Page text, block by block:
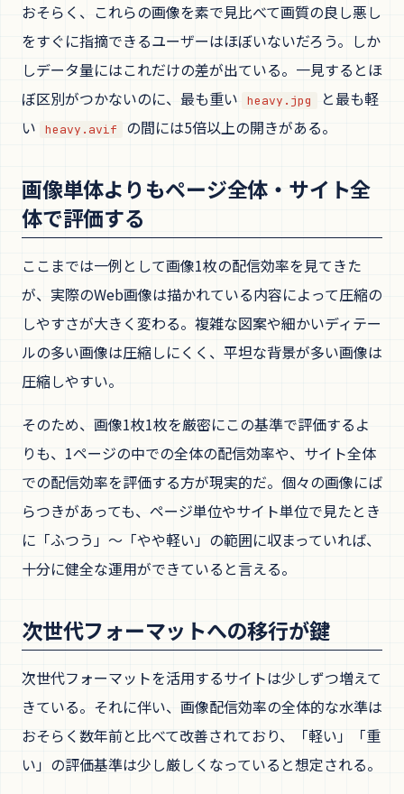
おそらく、これらの画像を素で見比べて画質の良し悪し
をすぐに指摘できるユーザーはほぼいないだろう。しか
しデータ量にはこれだけの差が出ている。一見するとほ
ぼ区別がつかないのに、最も重い
heavy.jpg
と最も軽
い
heavy.avif の間には5倍以上の開きがある。
画像単体よりもページ全体・サイト全
体で評価する
ここまでは一例として画像1枚の配信効率を見てきた
が、実際のWeb画像は描かれている内容によって圧縮の
しやすさが大きく変わる。複雑な図案や細かいディテー
ルの多い画像は圧縮しにくく、平坦な背景が多い画像は
圧縮しやすい。
そのため、画像1枚1枚を厳密にこの基準で評価するよ
りも、1ページの中での全体の配信効率や、サイト全体
での配信効率を評価する方が現実的だ。個々の画像にば
らつきがあっても、ページ単位やサイト単位で見たとき
に「ふつう」〜「やや軽い」の範囲に収まっていれば、
十分に健全な運用ができていると言える。
次世代フォーマットへの移行が鍵
次世代フォーマットを活用するサイトは少しずつ増えて
きている。それに伴い、画像配信効率の全体的な水準は
おそらく数年前と比べて改善されており、「軽い」「重
い」の評価基準は少し厳しくなっていると想定される。